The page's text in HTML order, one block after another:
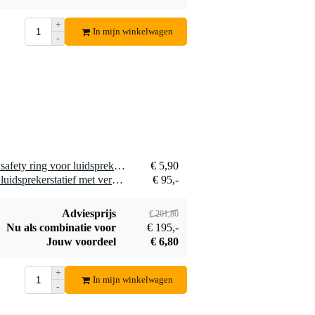
+
-
In mijn winkelwagen
2 x Konig & Meyer 21320 safety ring voor luidspreker en verlichting statieven 35 mm
€ 5,90
2 x Konig & Meyer 26750 luidsprekerstatief met verzwaarde voet
€ 95,-
Adviesprijs € 201,80
Nu als combinatie voor
€ 195,-
Jouw voordeel
€ 6,80
+
-
In mijn winkelwagen